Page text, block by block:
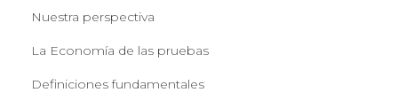
Nuestra perspectiva
La Economía de las pruebas
Definiciones fundamentales